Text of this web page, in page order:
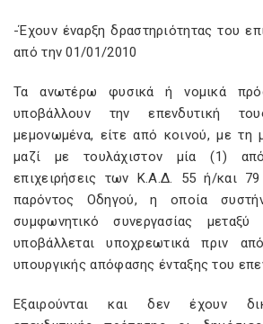
-Έχουν έναρξη δραστηριότητας του
από την 01/01/2010
Τα ανωτέρω φυσικά ή νοµικά
υποβάλλουν την επενδυτική
µεµονωµένα, είτε από κοινού, µε τη
µαζί µε τουλάχιστον µία (1) από
επιχειρήσεις των Κ.Α.∆. 55 ή/και
παρόντος Οδηγού, η οποία
συμφωνητικό συνεργασίας
υποβάλλεται υποχρεωτικά πριν
υπουργικής απόφασης ένταξης του
Eξαιρούνται και δεν έχουν